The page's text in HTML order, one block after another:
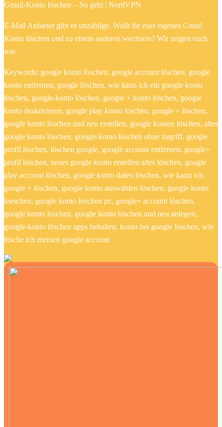
Gmail-Konto löschen – So geht | NordVPN
E-Mail Anbieter gibt es unzählige. Wollt ihr euer eigenes Gmail
Konto löschen und zu einem anderen wechseln? Wir zeigen euch
wie.
Keywords: google konto löschen, google account löschen, google
konto entfernen, google löschen, wie kann ich ein google konto
löschen, google-konto löschen, google + konto löschen, google
konto deaktivieren, google play konto löschen, google + löschen,
google konto löschen und neu erstellen, google konten löschen, altes
google konto löschen, google-konto löschen ohne zugriff, google
profil löschen, löschen google, google account entfernen, google+
profil löschen, neues google konto erstellen altes löschen, google
play account löschen, google konto daten löschen, wie kann ich
google + löschen, google konto auswählen löschen, google konto
loeschen, google konto löschen pc, google+ account löschen,
google konto loschen, google konto löschen und neu anlegen,
google-konto löschen apps behalten, konto bei google löschen, wie
lösche ich meinen google account